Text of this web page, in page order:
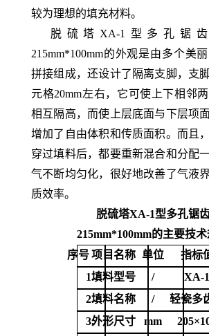
较为理想的填充材料。
脱硫塔XA-1型多孔锯
215mm*100mm的外观是由多个美
拼接组成，还设计了隔离支脚，支
元格20mm左右，它可使上下相邻
相互隔高，而使上层底面与下层项
增加了自由体积和传质面积。而且
穿过填料后，都要重新混合和分配
气不断均匀化，很好地改善了气液
质效率。
脱硫塔XA-1型多孔锯
215mm*100mm的主要技
序号 项目名称 单位 指标
1.填料型号 /
XA-1
2.填料名称 /
轻瓷多
3.外形尺寸 mm 205×